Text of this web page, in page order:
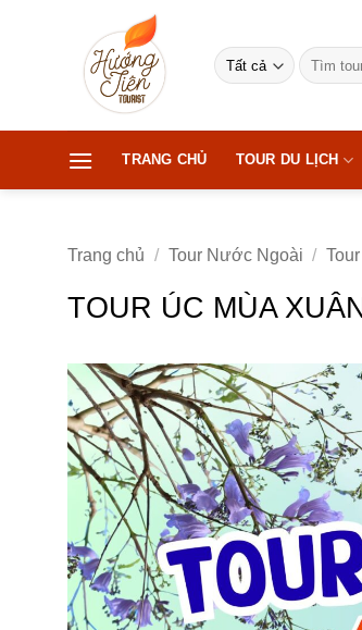
Tìm
kiếm:
TRANG CHỦ TOUR DU LỊCH
Trang chủ / Tour Nước Ngoài /
TOUR ÚC MÙA